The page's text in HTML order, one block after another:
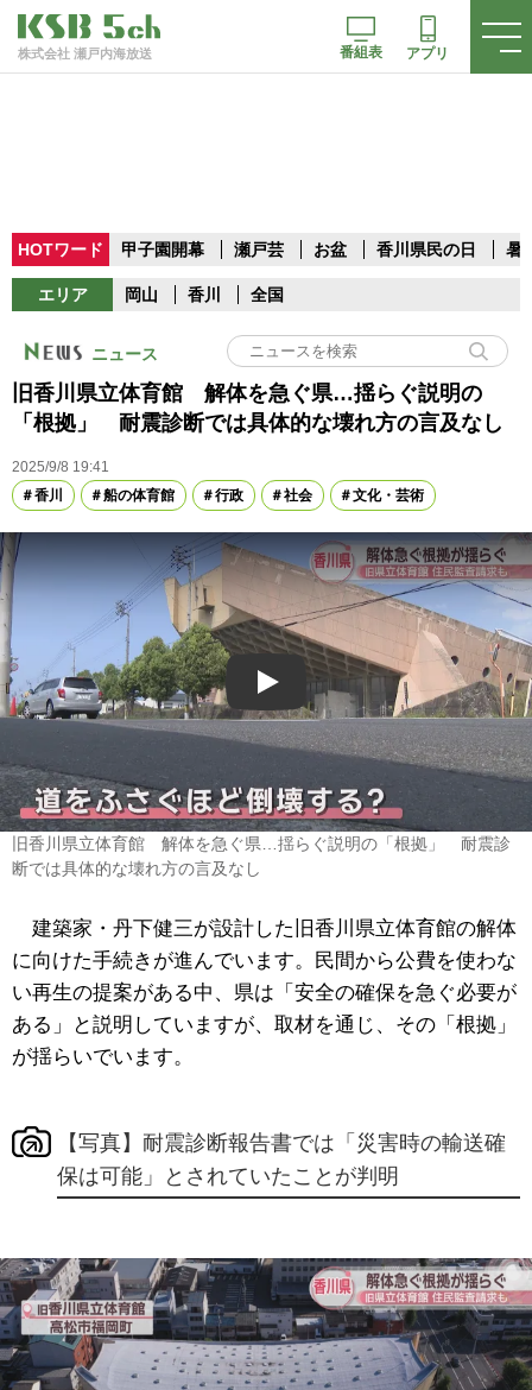
株式会社 瀬戸内海放送 番組表 アプリ
HOTワード 甲子園開幕 瀬戸芸 お盆 香川県民の日 暑
エリア 岡山 香川 全国
ニュース
旧香川県立体育館 解体を急ぐ県…揺らぐ説明の
「根拠」 耐震診断では具体的な壊れ方の言及なし
2025/9/8 19:41
香川
船の体育館 行政 社会 文化・芸術
Play
旧香川県立体育館 解体を急ぐ県…揺らぐ説明の「根拠」 耐震診
断では具体的な壊れ方の言及なし
建築家・丹下健三が設計した旧香川県立体育館の解体
に向けた手続きが進んでいます。民間から公費を使わな
い再生の提案がある中、県は「安全の確保を急ぐ必要が
ある」と説明していますが、取材を通じ、その「根拠」
が揺らいでいます。
【写真】耐震診断報告書では「災害時の輸送確
保は可能」とされていたことが判明